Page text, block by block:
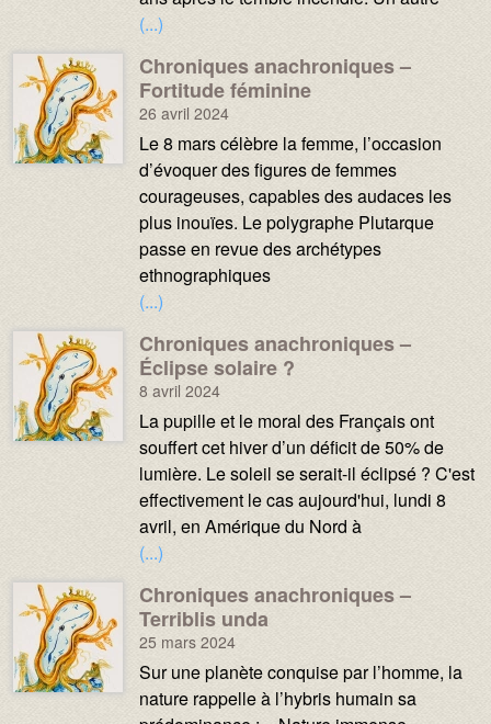
(...)
Média :
Image :
Chroniques anachroniques –
Fortitude féminine
26 avril 2024
Texte :
Le 8 mars célèbre la femme, l’occasion
d’évoquer des figures de femmes
courageuses, capables des audaces les
plus inouïes. Le polygraphe Plutarque
passe en revue des archétypes
ethnographiques
(...)
Média :
Image :
Chroniques anachroniques –
Éclipse solaire ?
8 avril 2024
Texte :
La pupille et le moral des Français ont
souffert cet hiver d’un déficit de 50% de
lumière. Le soleil se serait-il éclipsé ? C'est
effectivement le cas aujourd'hui, lundi 8
avril, en Amérique du Nord à
(...)
Média :
Image :
Chroniques anachroniques –
Terriblis unda
25 mars 2024
Texte :
Sur une planète conquise par l’homme, la
nature rappelle à l’hybris humain sa